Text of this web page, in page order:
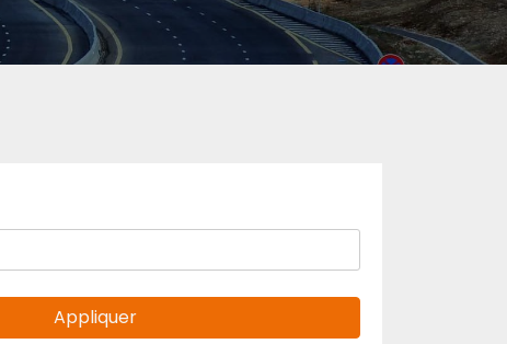
Appliquer